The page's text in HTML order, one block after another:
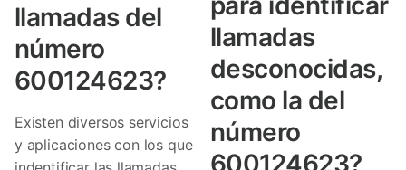
llamadas del
número
600124623?
Existen diversos servicios
y aplicaciones con los que
llamadas
desconocidas,
como la del
número
600124623?